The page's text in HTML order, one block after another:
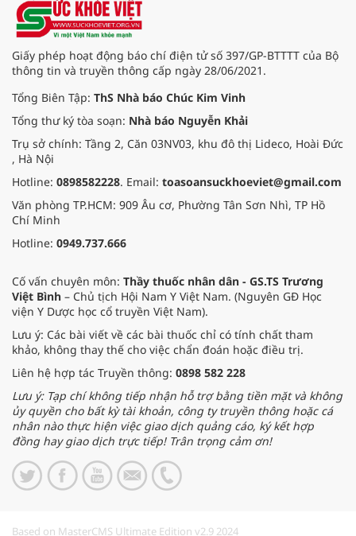
Giấy phép hoạt động báo chí điện tử số 397/GP-BTTTT của Bộ
thông tin và truyền thông cấp ngày 28/06/2021.
Tổng Biên Tập: ThS Nhà báo Chúc Kim Vinh
Tổng thư ký tòa soạn: Nhà báo Nguyễn Khải
Trụ sở chính: Tầng 2, Căn 03NV03, khu đô thị Lideco, Hoài Đức
, Hà Nội
Hotline: 0898582228. Email: toasoansuckhoeviet@gmail.com
Văn phòng TP.HCM: 909 Âu cơ, Phường Tân Sơn Nhì, TP Hồ
Chí Minh
Hotline: 0949.737.666
Cố vấn chuyên môn: Thầy thuốc nhân dân - GS.TS Trương
Việt Bình – Chủ tịch Hội Nam Y Việt Nam. (Nguyên GĐ Học
viện Y Dược học cổ truyền Việt Nam).
Lưu ý: Các bài viết về các bài thuốc chỉ có tính chất tham
khảo, không thay thế cho việc chẩn đoán hoặc điều trị.
Liên hệ hợp tác Truyền thông: 0898 582 228
Lưu ý: Tạp chí không tiếp nhận hỗ trợ bằng tiền mặt và không
ủy quyền cho bất kỳ tài khoản, công ty truyền thông hoặc cá
nhân nào thực hiện việc giao dịch quảng cáo, ký kết hợp
đồng hay giao dịch trực tiếp! Trân trọng cảm ơn!
Based on MasterCMS Ultimate Edition v2.9 2024